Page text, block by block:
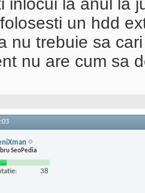
inlocui la anul la
un hdd
nu trebuie sa
nu are cum sa
SeoPedia
38